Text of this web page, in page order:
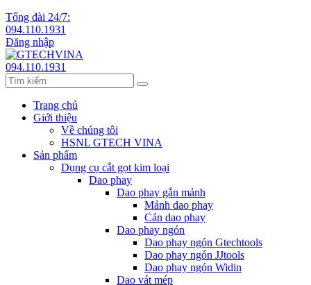
Tổng đài 24/7:
094.110.1931
Đăng nhập
094.110.1931
Trang chủ
Giới thiệu
Về chúng tôi
HSNL GTECH VINA
Sản phẩm
Dụng cụ cắt gọt kim loại
Dao phay
Dao phay gắn mảnh
Mảnh dao phay
Cán dao phay
Dao phay ngón
Dao phay ngón Gtechtools
Dao phay ngón JJtools
Dao phay ngón Widin
Dao vát mép